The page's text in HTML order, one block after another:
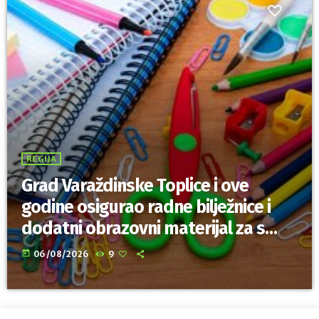
REGIJA
Grad Varaždinske Toplice i ove
godine osigurao radne bilježnice i
dodatni obrazovni materijal za sve
osnovnoškolce
today 06/08/2026 9